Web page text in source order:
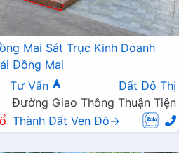
Mai Sát Trục Kinh Doanh
Đồng Mai
Tư Vấn
Đất Đô Thị
Đường Giao Thông Thuận Tiện
Thành Đất Ven Đô→